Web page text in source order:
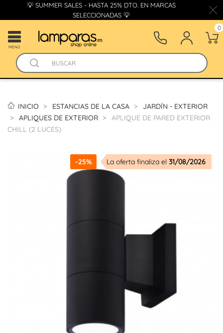
💡 SUMMER SALES - HASTA 25% DTO. EN MARCAS
SELECCIONADAS 💡
MENÚ
0
INICIO ESTANCIAS DE LA CASA
JARDÍN - EXTERIOR
APLIQUES DE EXTERIOR
APLIQUE DE PARED EXTERIOR
CHILL (2 LUCES)
-25% La oferta finaliza el 31/08/2026